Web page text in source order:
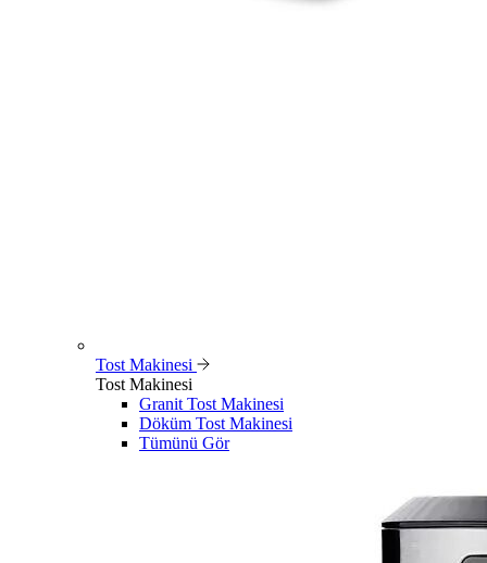
Tost Makinesi
Tost Makinesi
Granit Tost Makinesi
Döküm Tost Makinesi
Tümünü Gör